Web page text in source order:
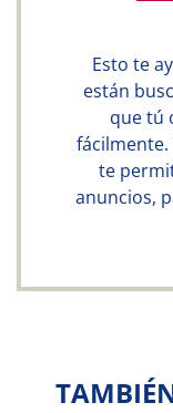
Esto te
están
que tú
te
anuncios,